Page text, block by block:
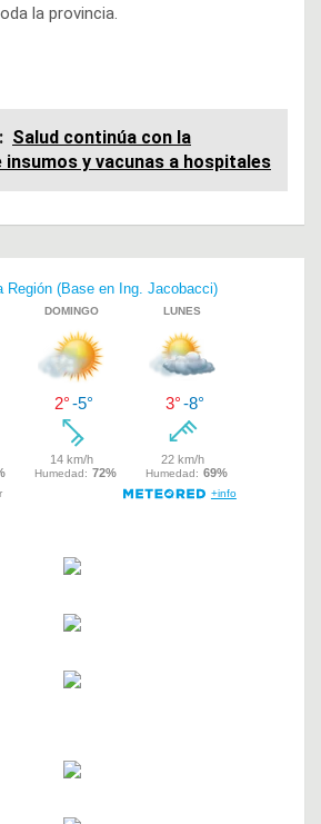
la provincia.
Salud continúa con la
y vacunas a hospitales